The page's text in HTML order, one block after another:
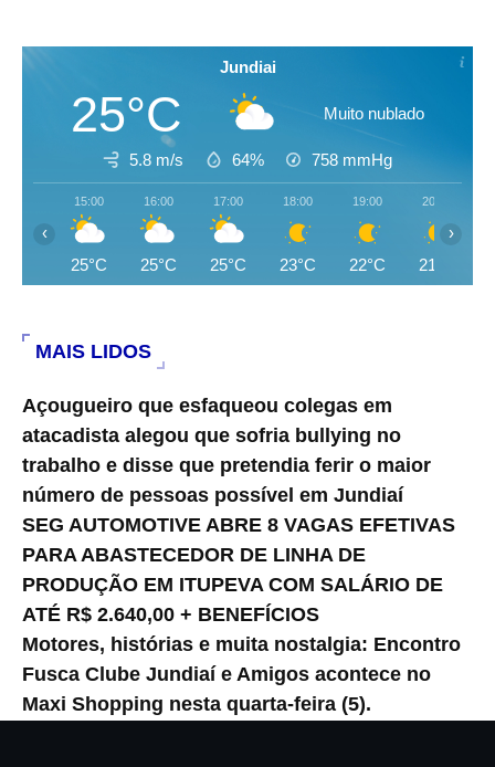
Jundiai
25°C Muito nublado
5.8 m/s 64% 758 mmHg
15:00
25°C
16:00
25°C
17:00
25°C
18:00
23°C
19:00
22°C
20:00
21°C
‹ ›
MAIS LIDOS
Açougueiro que esfaqueou colegas em
atacadista alegou que sofria bullying no
trabalho e disse que pretendia ferir o maior
número de pessoas possível em Jundiaí
SEG AUTOMOTIVE ABRE 8 VAGAS EFETIVAS
PARA ABASTECEDOR DE LINHA DE
PRODUÇÃO EM ITUPEVA COM SALÁRIO DE
ATÉ R$ 2.640,00 + BENEFÍCIOS
Motores, histórias e muita nostalgia: Encontro
Fusca Clube Jundiaí e Amigos acontece no
Maxi Shopping nesta quarta-feira (5).